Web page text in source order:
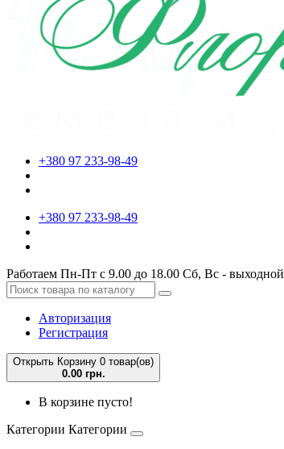
+380 97 233-98-49
+380 97 233-98-49
Работаем Пн-Пт с 9.00 до 18.00 Сб, Вс - выходной
Авторизация
Регистрация
Открыть Корзину 0 товар(ов)
0.00 грн.
В корзине пусто!
Категории Категории